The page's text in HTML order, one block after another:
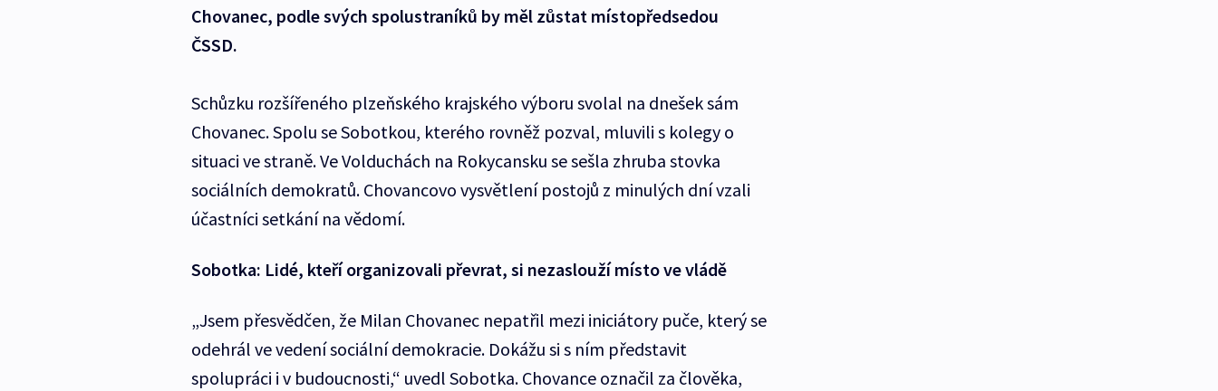
Chovanec, podle svých spolustraníků by měl zůstat místopředsedou
ČSSD.
Schůzku rozšířeného plzeňského krajského výboru svolal na dnešek sám
Chovanec. Spolu se Sobotkou, kterého rovněž pozval, mluvili s kolegy o
situaci ve straně. Ve Volduchách na Rokycansku se sešla zhruba stovka
sociálních demokratů. Chovancovo vysvětlení postojů z minulých dní vzali
účastníci setkání na vědomí.
Sobotka: Lidé, kteří organizovali převrat, si nezaslouží místo ve vládě
„Jsem přesvědčen, že Milan Chovanec nepatřil mezi iniciátory puče, který se
odehrál ve vedení sociální demokracie. Dokážu si s ním představit
spolupráci i v budoucnosti,“ uvedl Sobotka. Chovance označil za člověka,